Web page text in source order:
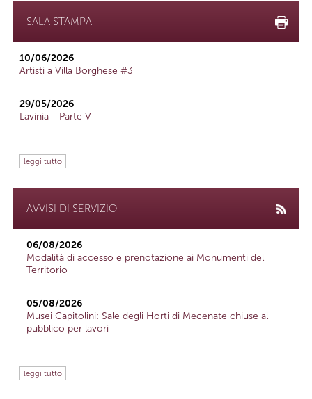
SALA STAMPA
10/06/2026
Artisti a Villa Borghese #3
29/05/2026
Lavinia - Parte V
leggi tutto
AVVISI DI SERVIZIO
06/08/2026
Modalità di accesso e prenotazione ai Monumenti del
Territorio
05/08/2026
Musei Capitolini: Sale degli Horti di Mecenate chiuse al
pubblico per lavori
leggi tutto